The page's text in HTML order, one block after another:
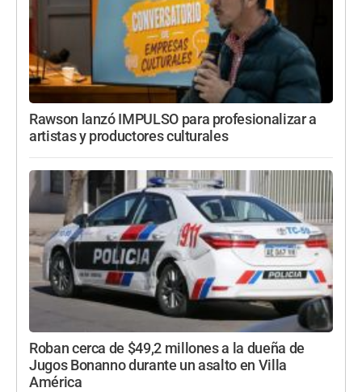
Rawson lanzó IMPULSO para profesionalizar a
artistas y productores culturales
Roban cerca de $49,2 millones a la dueña de
Jugos Bonanno durante un asalto en Villa
América